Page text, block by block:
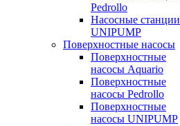
Pedrollo
Насосные станции
UNIPUMP
Поверхностные насосы
Поверхностные
насосы Aquario
Поверхностные
насосы Pedrollo
Поверхностные
насосы UNIPUMP